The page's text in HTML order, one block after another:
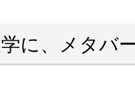
に、メタバ